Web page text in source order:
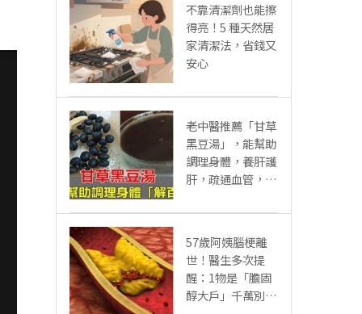
不靠清潔劑也能擦
得亮！5 種天然居
家清潔法，省錢又
安心
老中醫推薦「甘草
黑豆湯」，能幫助
調理身體，養肝護
肝，疏通血管，控
57歲阿姨腦梗離
世！醫生多次提
醒：1物是「膽固
醇大戶」千萬別多